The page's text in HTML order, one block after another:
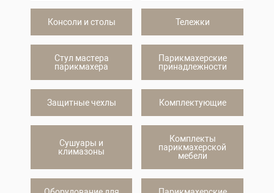
Консоли и столы Тележки
Стул мастера
парикмахера
Парикмахерские
принадлежности
Защитные чехлы Комплектующие
Сушуары и
климазоны
Комплекты
парикмахерской
мебели